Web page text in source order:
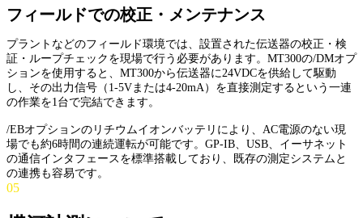
フィールドでの校正・メンテナンス
プラントなどのフィールド環境では、設置された伝送器の校正・検
証・ループチェックを現場で行う必要があります。MT300の/DMオプ
ションを使用すると、MT300から伝送器に24VDCを供給して駆動
し、その出力信号（1-5Vまたは4-20mA）を直接測定するという一連
の作業を1台で完結できます。
/EBオプションのリチウムイオンバッテリにより、AC電源のない現
場でも約6時間の連続運転が可能です。GP-IB、USB、イーサネット
の通信インタフェースを標準搭載しており、既存の測定システムと
の連携も容易です。
05